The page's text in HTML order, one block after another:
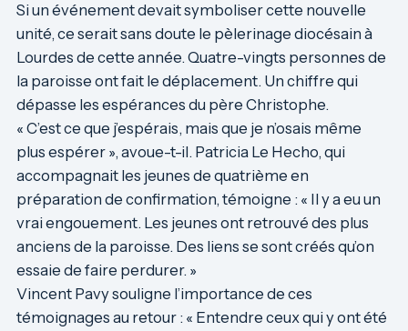
Si un événement devait symboliser cette nouvelle
unité, ce serait sans doute le pèlerinage diocésain à
Lourdes de cette année. Quatre-vingts personnes de
la paroisse ont fait le déplacement. Un chiffre qui
dépasse les espérances du père Christophe.
« C’est ce que j’espérais, mais que je n’osais même
plus espérer », avoue-t-il. Patricia Le Hecho, qui
accompagnait les jeunes de quatrième en
préparation de confirmation, témoigne : « Il y a eu un
vrai engouement. Les jeunes ont retrouvé des plus
anciens de la paroisse. Des liens se sont créés qu’on
essaie de faire perdurer. »
Vincent Pavy souligne l’importance de ces
témoignages au retour : « Entendre ceux qui y ont été